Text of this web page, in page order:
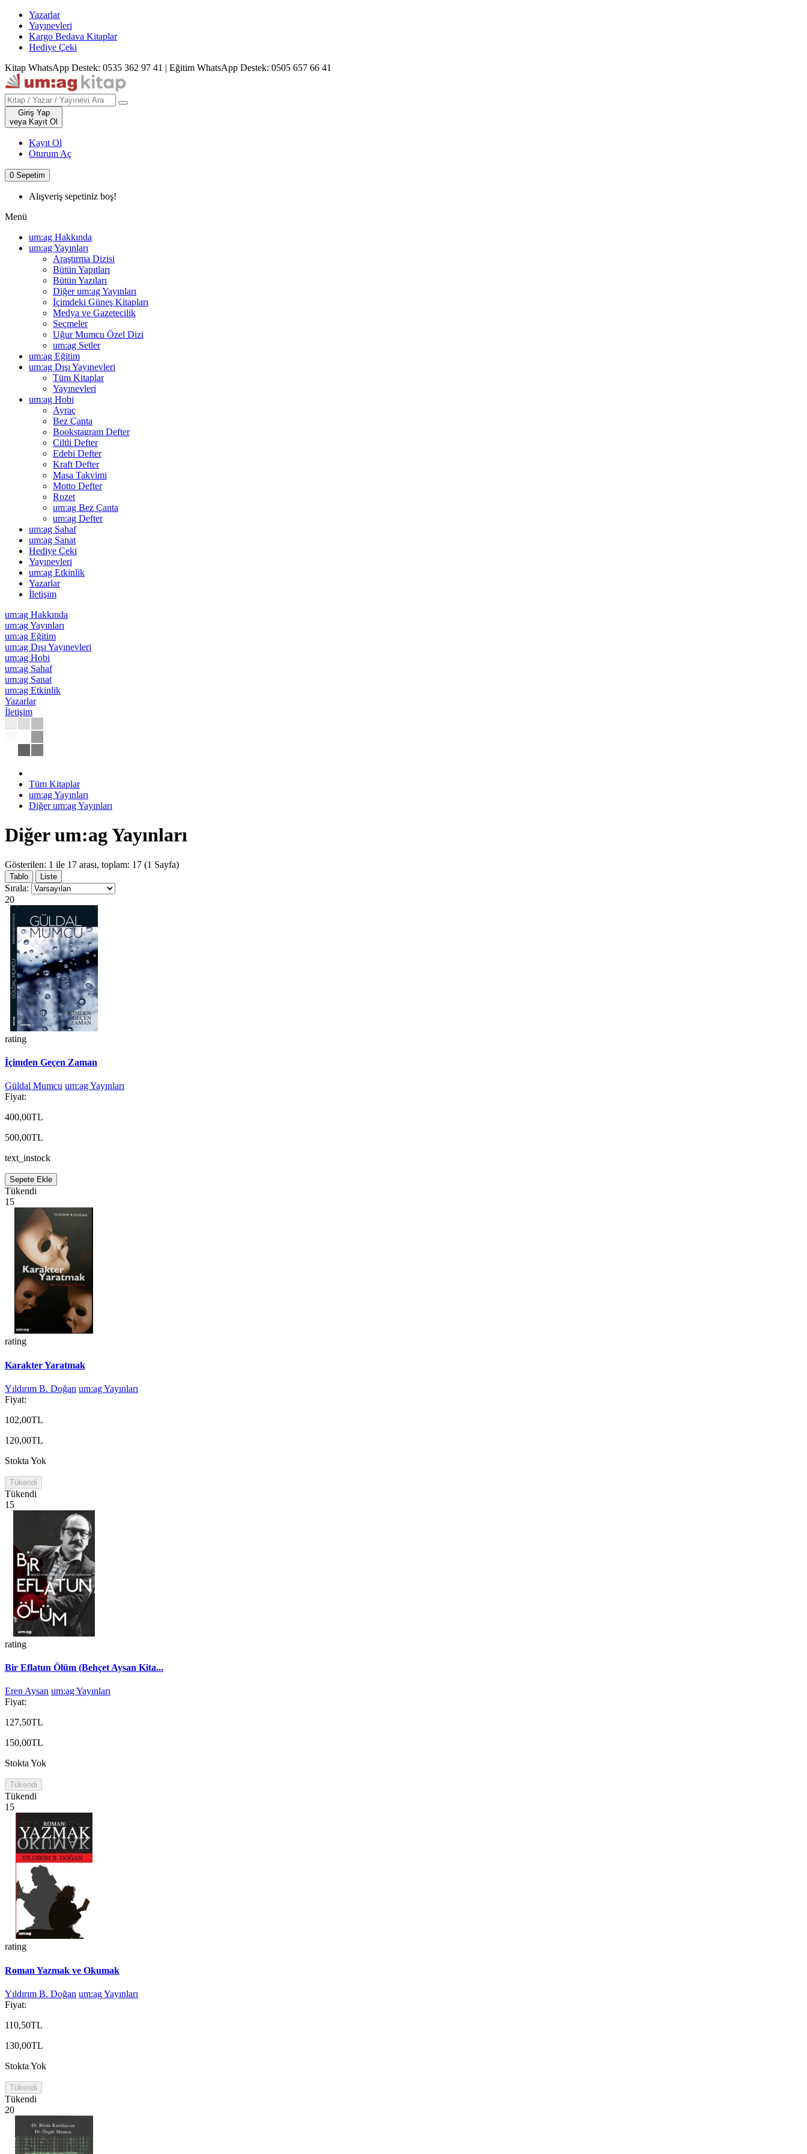
Yazarlar
Yayınevleri
Kargo Bedava Kitaplar
Hediye Çeki
Kitap WhatsApp Destek: 0535 362 97 41 | Eğitim WhatsApp Destek: 0505 657 66 41
Giriş Yap
veya Kayıt Ol
Kayıt Ol
Oturum Aç
0 Sepetim
Alışveriş sepetiniz boş!
Menü
um:ag Hakkında
um:ag Yayınları
Araştırma Dizisi
Bütün Yapıtları
Bütün Yazıları
Diğer um:ag Yayınları
İçimdeki Güneş Kitapları
Medya ve Gazetecilik
Seçmeler
Uğur Mumcu Özel Dizi
um:ag Setler
um:ag Eğitim
um:ag Dışı Yayınevleri
Tüm Kitaplar
Yayınevleri
um:ag Hobi
Ayraç
Bez Çanta
Bookstagram Defter
Ciltli Defter
Edebi Defter
Kraft Defter
Masa Takvimi
Motto Defter
Rozet
um:ag Bez Çanta
um:ag Defter
um:ag Sahaf
um:ag Sanat
Hediye Çeki
Yayınevleri
um:ag Etkinlik
Yazarlar
İletişim
um:ag Hakkında
um:ag Yayınları
um:ag Eğitim
um:ag Dışı Yayınevleri
um:ag Hobi
um:ag Sahaf
um:ag Sanat
um:ag Etkinlik
Yazarlar
İletişim
Tüm Kitaplar
um:ag Yayınları
Diğer um:ag Yayınları
Diğer um:ag Yayınları
Gösterilen: 1 ile 17 arası, toplam: 17 (1 Sayfa)
Tablo Liste
Sırala:
20
rating
İçimden Geçen Zaman
Güldal Mumcu um:ag Yayınları
Fiyat:
400,00TL
500,00TL
text_instock
Sepete Ekle
Tükendi
15
rating
Karakter Yaratmak
Yıldırım B. Doğan um:ag Yayınları
Fiyat:
102,00TL
120,00TL
Stokta Yok
Tükendi
Tükendi
15
rating
Bir Eflatun Ölüm (Behçet Aysan Kita...
Eren Aysan um:ag Yayınları
Fiyat:
127,50TL
150,00TL
Stokta Yok
Tükendi
Tükendi
15
rating
Roman Yazmak ve Okumak
Yıldırım B. Doğan um:ag Yayınları
Fiyat:
110,50TL
130,00TL
Stokta Yok
Tükendi
Tükendi
20